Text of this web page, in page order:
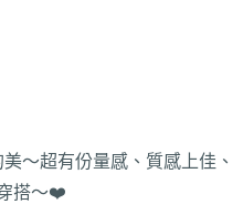
～超有份量感、質感上佳、
搭～❤️